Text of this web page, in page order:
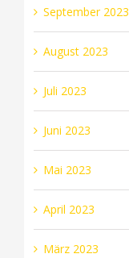
September 2023
August 2023
Juli 2023
Juni 2023
Mai 2023
April 2023
März 2023